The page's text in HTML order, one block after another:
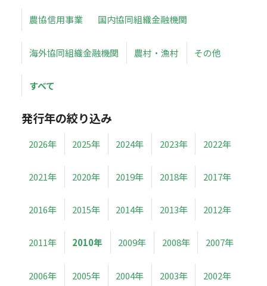
農協信用事業 国内協同組織金融機関
海外協同組織金融機関 農村・漁村 その他
すべて
発行年の絞り込み
2026年 2025年 2024年 2023年 2022年
2021年 2020年 2019年 2018年 2017年
2016年 2015年 2014年 2013年 2012年
2011年 2010年 2009年 2008年 2007年
2006年 2005年 2004年 2003年 2002年